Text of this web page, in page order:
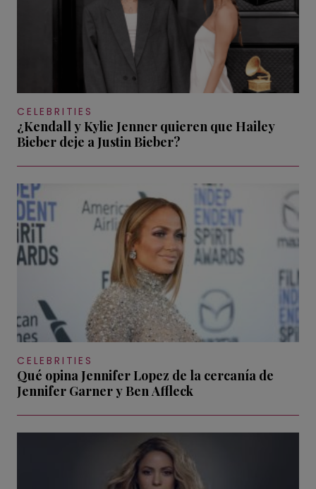
CELEBRITIES
¿Kendall y Kylie Jenner quieren que Hailey
Bieber deje a Justin Bieber?
CELEBRITIES
Qué opina Jennifer Lopez de la cercanía de
Jennifer Garner y Ben Affleck